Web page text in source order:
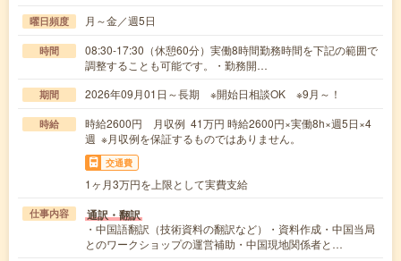
曜日頻度 月～金／週5日
時間
08:30-17:30（休憩60分）実働8時間勤務時間を下記の範囲で
調整することも可能です。・勤務開…
期間 2026年09月01日～長期 ※開始日相談OK ※9月～！
時給
時給2600円 月収例 41万円 時給2600円×実働8h×週5日×4
週 ※月収例を保証するものではありません。
交通費
1ヶ月3万円を上限として実費支給
仕事内容 通訳・翻訳
・中国語翻訳（技術資料の翻訳など）・資料作成・中国当局
とのワークショップの運営補助・中国現地関係者と…